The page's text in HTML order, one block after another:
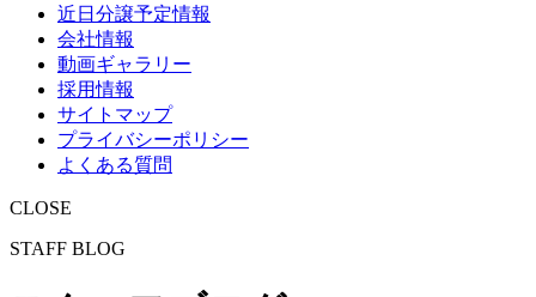
近日分譲予定情報
会社情報
動画ギャラリー
採用情報
サイトマップ
プライバシーポリシー
よくある質問
CLOSE
STAFF BLOG